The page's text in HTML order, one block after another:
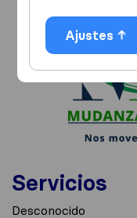
Servicios
Desconocido
Ajustes